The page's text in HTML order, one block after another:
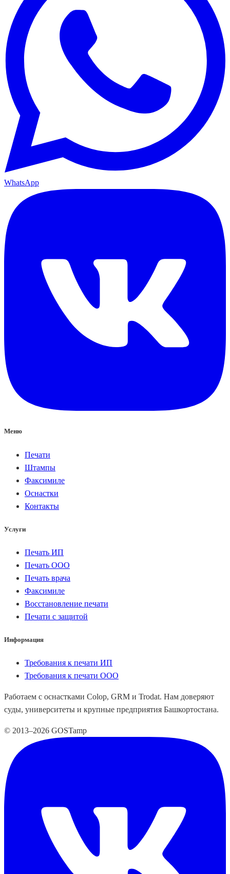
WhatsApp
Меню
Печати
Штампы
Факсимиле
Оснастки
Контакты
Услуги
Печать ИП
Печать ООО
Печать врача
Факсимиле
Восстановление печати
Печати с защитой
Информация
Требования к печати ИП
Требования к печати ООО
Работаем с оснастками Colop, GRM и Trodat. Нам доверяют
суды, университеты и крупные предприятия Башкортостана.
© 2013–2026 GOSTamp